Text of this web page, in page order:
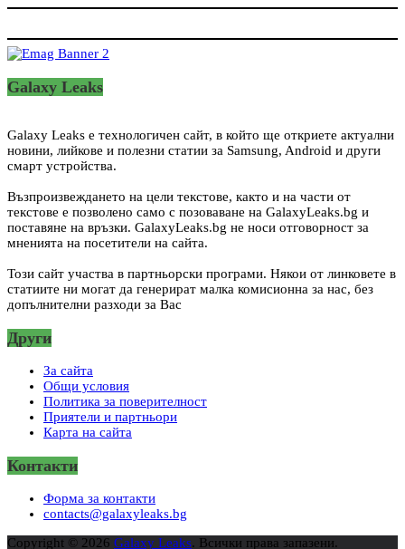
Galaxy Leaks
Galaxy Leaks е технологичен сайт, в който ще откриете актуални
новини, лийкове и полезни статии за Samsung, Android и други
смарт устройства.
Възпроизвеждането на цели текстове, както и на части от
текстове е позволено само с позоваване на GalaxyLeaks.bg и
поставяне на връзки. GalaxyLeaks.bg не носи отговорност за
мненията на посетители на сайта.
Този сайт участва в партньорски програми. Някои от линковете в
статиите ни могат да генерират малка комисионна за нас, без
допълнителни разходи за Вас
Други
За сайта
Общи условия
Политика за поверителност
Приятели и партньори
Карта на сайта
Контакти
Форма за контакти
contacts@galaxyleaks.bg
Copyright © 2026 Galaxy Leaks. Всички права запазени.